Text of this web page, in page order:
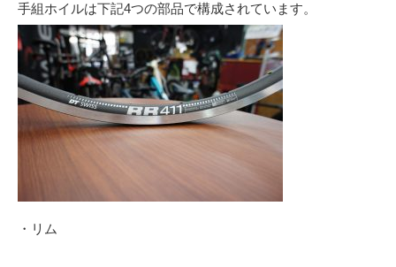
手組ホイルは下記4つの部品で構成されています。
・リム